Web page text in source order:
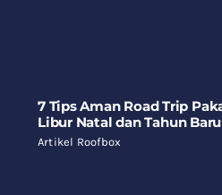
7 Tips Aman Road Trip
Libur Natal dan Tahun
Artikel Roofbox